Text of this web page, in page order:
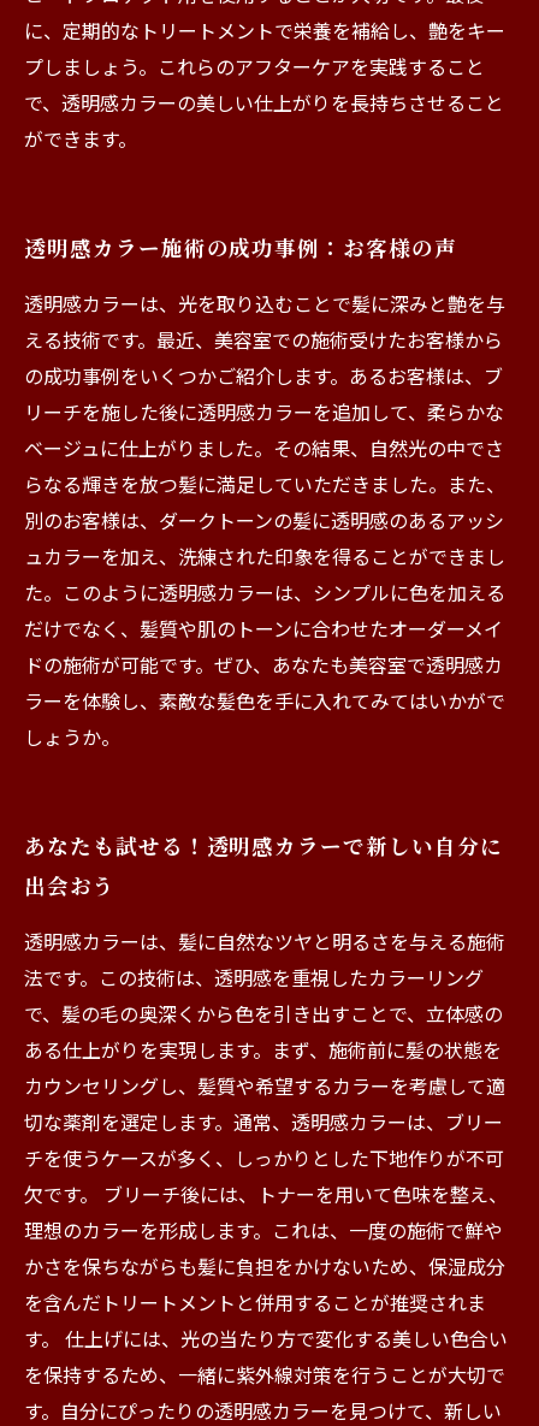
に、定期的なトリートメントで栄養を補給し、艶をキー
プしましょう。これらのアフターケアを実践すること
で、透明感カラーの美しい仕上がりを長持ちさせること
ができます。
透明感カラー施術の成功事例：お客様の声
透明感カラーは、光を取り込むことで髪に深みと艶を与
える技術です。最近、美容室での施術受けたお客様から
の成功事例をいくつかご紹介します。あるお客様は、ブ
リーチを施した後に透明感カラーを追加して、柔らかな
ベージュに仕上がりました。その結果、自然光の中でさ
らなる輝きを放つ髪に満足していただきました。また、
別のお客様は、ダークトーンの髪に透明感のあるアッシ
ュカラーを加え、洗練された印象を得ることができまし
た。このように透明感カラーは、シンプルに色を加える
だけでなく、髪質や肌のトーンに合わせたオーダーメイ
ドの施術が可能です。ぜひ、あなたも美容室で透明感カ
ラーを体験し、素敵な髪色を手に入れてみてはいかがで
しょうか。
あなたも試せる！透明感カラーで新しい自分に
出会おう
透明感カラーは、髪に自然なツヤと明るさを与える施術
法です。この技術は、透明感を重視したカラーリング
で、髪の毛の奥深くから色を引き出すことで、立体感の
ある仕上がりを実現します。まず、施術前に髪の状態を
カウンセリングし、髪質や希望するカラーを考慮して適
切な薬剤を選定します。通常、透明感カラーは、ブリー
チを使うケースが多く、しっかりとした下地作りが不可
欠です。 ブリーチ後には、トナーを用いて色味を整え、
理想のカラーを形成します。これは、一度の施術で鮮や
かさを保ちながらも髪に負担をかけないため、保湿成分
を含んだトリートメントと併用することが推奨されま
す。 仕上げには、光の当たり方で変化する美しい色合い
を保持するため、一緒に紫外線対策を行うことが大切で
す。自分にぴったりの透明感カラーを見つけて、新しい